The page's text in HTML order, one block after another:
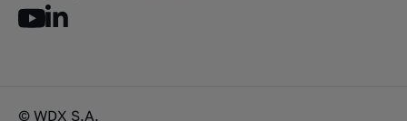
© WDX S.A.